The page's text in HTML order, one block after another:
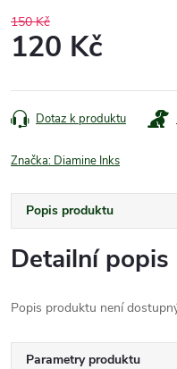
150 Kč
120 Kč
cena:
Dotaz k produktu
Značka: Diamine Inks
Popis produktu
Detailní
Popis produktu není
Parametry produktu